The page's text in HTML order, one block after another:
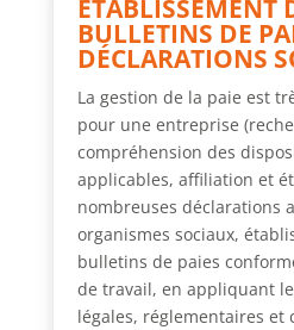
ÉTABLISSEMENT
BULLETINS DE
DÉCLARATIONS
La gestion de la paie est
pour une entreprise (
compréhension des
applicables, affiliation et
nombreuses déclarations
organismes sociaux,
bulletins de paies
de travail, en appliquant
légales, réglementaires et